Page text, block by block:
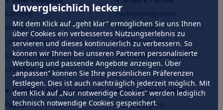
Unvergleichlich lecker
Mit dem Klick auf „geht klar” ermöglichen Sie uns Ihnen
über Cookies ein verbessertes Nutzungserlebnis zu
servieren und dieses kontinuierlich zu verbessern. So
können wir Ihnen bei unseren Partnern personalisierte
Werbung und passende Angebote anzeigen. Über
„anpassen” können Sie Ihre persönlichen Präferenzen
festlegen. Dies ist auch nachträglich jederzeit möglich. Mit
dem Klick auf „Nur notwendige Cookies” werden lediglich
technisch notwendige Cookies gespeichert.
Karriere
Presse
Unternehmen
CHECK24 Österreich
CHECK24 Spanien
Partnerprogramm
Profi werden
Affiliate werden
Werkstattpartner werden
CHECK24 Zahlungsarten
PayPal
Unser Engagement
Nachhaltigkeit